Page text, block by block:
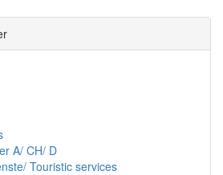
A/ CH/ D
Touristic services